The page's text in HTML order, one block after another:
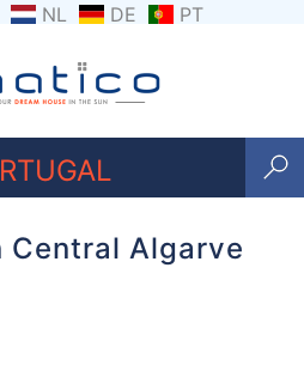
NL DE PT
Central Algarve